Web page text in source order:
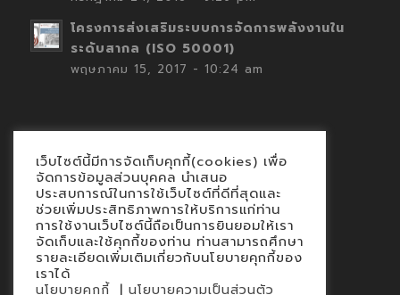
โครงการส่งเสริมระบบการจัดการพลังงานใน
ระดับสากล (ISO 50001)
พฤษภาคม 15, 2017 - 10:24 am
Contact
นโยบายคุกกี้
นโยบายข้อมูลส่วนบุคคล
เว็บไซต์นี้มีการจัดเก็บคุกกี้(cookies) เพื่อ
จัดการข้อมูลส่วนบุคคล นำเสนอ
ประสบการณ์ในการใช้เว็บไซต์ที่ดีที่สุดและ
ช่วยเพิ่มประสิทธิภาพการให้บริการแก่ท่าน
การใช้งานเว็บไซต์นี้ถือเป็นการยินยอมให้เรา
จัดเก็บและใช้คุกกี้ของท่าน ท่านสามารถศึกษา
รายละเอียดเพิ่มเติมเกี่ยวกับนโยบายคุกกี้ของ
เราได้
นโยบายคุกกี้ | นโยบายความเป็นส่วนตัว